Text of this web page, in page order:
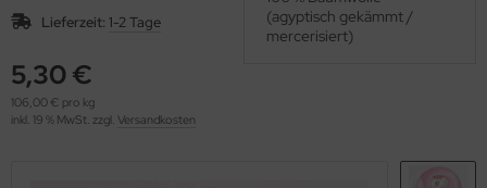
Lieferzeit: 1-2 Tage
5,30 €
106,00 € pro kg
inkl. 19 % MwSt. zzgl. Versandkosten
(agyptisch gekämmt /
mercerisiert)
(276)